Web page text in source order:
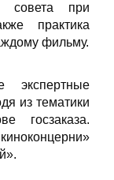
совета при
практика
фильму.
экспертные
из тематики
госзаказа.